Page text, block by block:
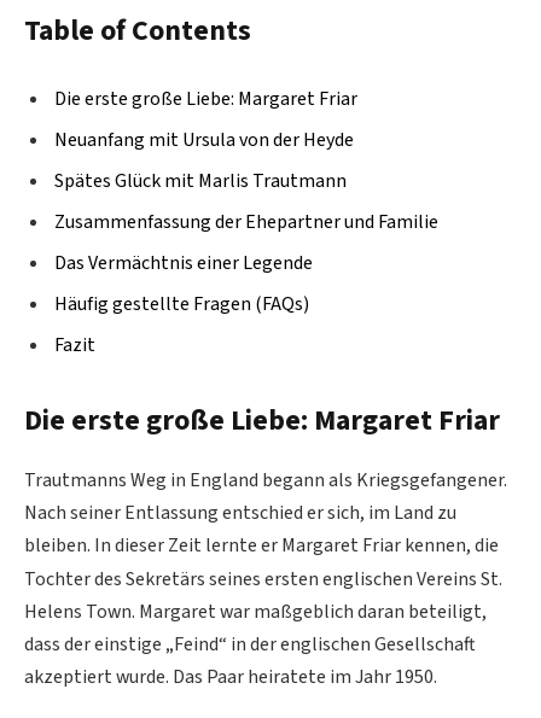
Table of Contents
Die erste große Liebe: Margaret Friar
Neuanfang mit Ursula von der Heyde
Spätes Glück mit Marlis Trautmann
Zusammenfassung der Ehepartner und Familie
Das Vermächtnis einer Legende
Häufig gestellte Fragen (FAQs)
Fazit
Die erste große Liebe: Margaret Friar
Trautmanns Weg in England begann als Kriegsgefangener.
Nach seiner Entlassung entschied er sich, im Land zu
bleiben. In dieser Zeit lernte er Margaret Friar kennen, die
Tochter des Sekretärs seines ersten englischen Vereins St.
Helens Town. Margaret war maßgeblich daran beteiligt,
dass der einstige „Feind“ in der englischen Gesellschaft
akzeptiert wurde. Das Paar heiratete im Jahr 1950.